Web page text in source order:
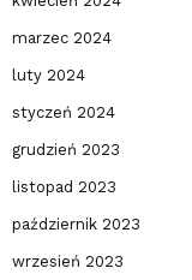
marzec 2024
luty 2024
styczeń 2024
grudzień 2023
listopad 2023
październik 2023
wrzesień 2023